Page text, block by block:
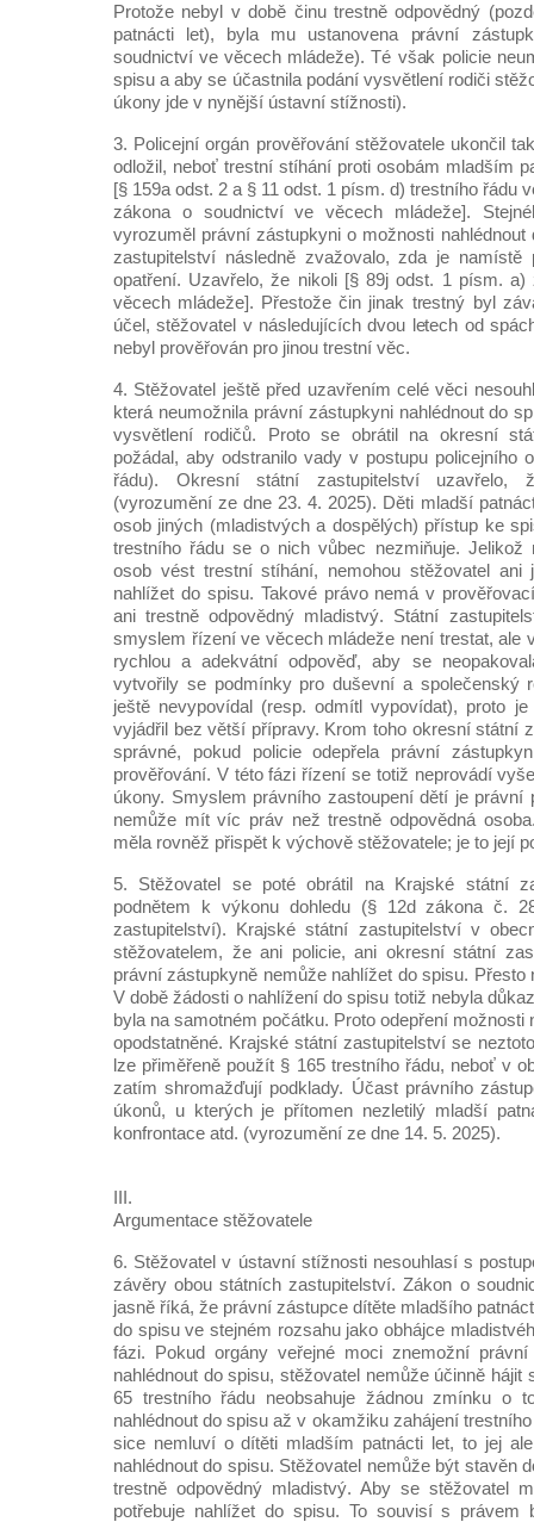
Protože nebyl v době činu trestně odpovědný
patnácti let), byla mu ustanovena právní
soudnictví ve věcech mládeže). Té však policie
spisu a aby se účastnila podání vysvětlení rodiči
úkony jde v nynější ústavní stížnosti).
3. Policejní orgán prověřování stěžovatele ukončil
odložil, neboť trestní stíhání proti osobám mladším
[§ 159a odst. 2 a § 11 odst. 1 písm. d) trestního řádu
zákona o soudnictví ve věcech mládeže].
vyrozuměl právní zástupkyni o možnosti
zastupitelství následně zvažovalo, zda je namístě
opatření. Uzavřelo, že nikoli [§ 89j odst. 1 písm.
věcech mládeže]. Přestože čin jinak trestný byl
účel, stěžovatel v následujících dvou letech od
nebyl prověřován pro jinou trestní věc.
4. Stěžovatel ještě před uzavřením celé věci
která neumožnila právní zástupkyni nahlédnout do
vysvětlení rodičů. Proto se obrátil na okresní
požádal, aby odstranilo vady v postupu policejního
řádu). Okresní státní zastupitelství uzavřelo,
(vyrozumění ze dne 23. 4. 2025). Děti mladší
osob jiných (mladistvých a dospělých) přístup ke
trestního řádu se o nich vůbec nezmiňuje. Jelikož
osob vést trestní stíhání, nemohou stěžovatel ani
nahlížet do spisu. Takové právo nemá v
ani trestně odpovědný mladistvý. Státní
smyslem řízení ve věcech mládeže není trestat, ale
rychlou a adekvátní odpověď, aby se
vytvořily se podmínky pro duševní a společenský
ještě nevypovídal (resp. odmítl vypovídat), proto
vyjádřil bez větší přípravy. Krom toho okresní státní
správné, pokud policie odepřela právní
prověřování. V této fázi řízení se totiž neprovádí
úkony. Smyslem právního zastoupení dětí je právní
nemůže mít víc práv než trestně odpovědná
měla rovněž přispět k výchově stěžovatele; je to její
5. Stěžovatel se poté obrátil na Krajské státní
podnětem k výkonu dohledu (§ 12d zákona č.
zastupitelství). Krajské státní zastupitelství v
stěžovatelem, že ani policie, ani okresní státní
právní zástupkyně nemůže nahlížet do spisu. Přesto
V době žádosti o nahlížení do spisu totiž nebyla
byla na samotném počátku. Proto odepření možnosti
opodstatněné. Krajské státní zastupitelství se
lze přiměřeně použít § 165 trestního řádu, neboť v
zatím shromažďují podklady. Účast právního
úkonů, u kterých je přítomen nezletilý mladší
konfrontace atd. (vyrozumění ze dne 14. 5. 2025).
III.
Argumentace stěžovatele
6. Stěžovatel v ústavní stížnosti nesouhlasí s
závěry obou státních zastupitelství. Zákon o
jasně říká, že právní zástupce dítěte mladšího
do spisu ve stejném rozsahu jako obhájce
fázi. Pokud orgány veřejné moci znemožní právní
nahlédnout do spisu, stěžovatel nemůže účinně hájit
65 trestního řádu neobsahuje žádnou zmínku o
nahlédnout do spisu až v okamžiku zahájení
sice nemluví o dítěti mladším patnácti let, to jej
nahlédnout do spisu. Stěžovatel nemůže být stavěn
trestně odpovědný mladistvý. Aby se stěžovatel
potřebuje nahlížet do spisu. To souvisí s právem